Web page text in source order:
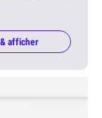
afficher